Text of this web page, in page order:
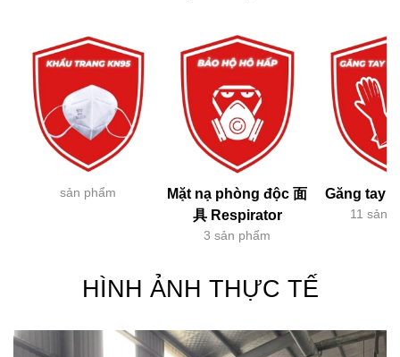
sản phẩm
Mặt nạ phòng độc 面
具 Respirator
3 sản phẩm
Găng tay
11 sản
HÌNH ẢNH THỰC TẾ